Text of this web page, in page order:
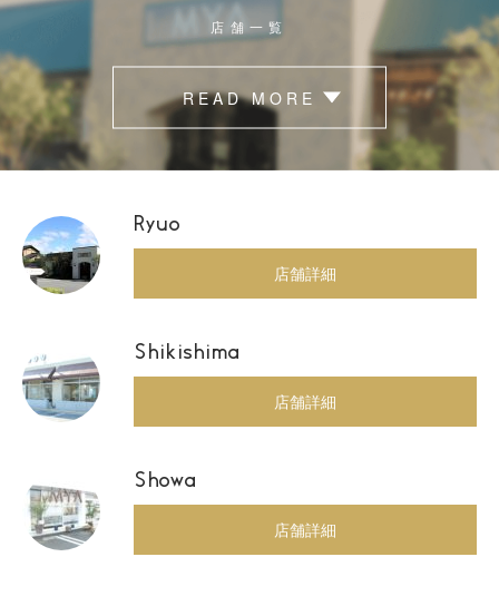
店舗一覧
READ MORE
Ryuo
店舗詳細
Shikishima
店舗詳細
Showa
店舗詳細